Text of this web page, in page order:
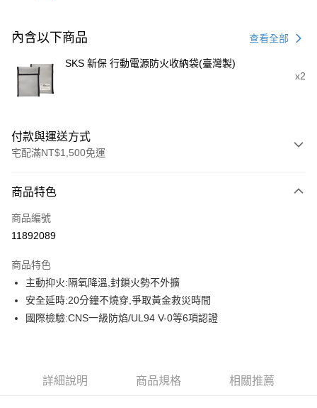
0:22
內含以下商品 查看全部
SKS 新保 行動電源防火收納袋(臺灣製)
x2
付款與運送方式
宅配滿NT$1,500免運
信用卡一次付款
LINE Pay
悠遊付
ATM付款
每筆NT$100，滿NT$1,500(含以上)免運費
商品特色
商品編號
11892089
商品特色
主動抑火:隔氧降溫,封鎖火勢不外擴
安全延時:20分鐘不燒穿,爭取黃金救災時間
國際檢驗:CNS一級防焰/UL94 V-0等6項認證
詳細說明 商品規格 相關推薦